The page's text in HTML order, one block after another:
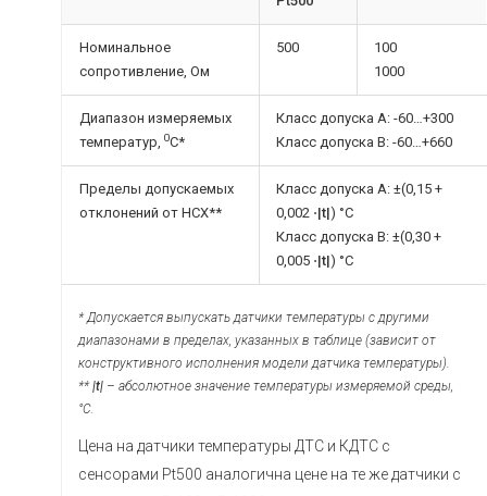
Номинальное
сопротивление, Ом
500
100
1000
Диапазон измеряемых
температур, 0С*
Класс допуска А: -60…+300
Класс допуска В: -60…+660
Пределы допускаемых
отклонений от НСХ**
Класс допуска А: ±(0,15 +
0,002 ⋅|t|) °C
Класс допуска В: ±(0,30 +
0,005 ⋅|t|) °C
* Допускается выпускать датчики температуры с другими
диапазонами в пределах, указанных в таблице (зависит от
конструктивного исполнения модели датчика температуры).
** |t| – абсолютное значение температуры измеряемой среды,
°С.
Цена на датчики температуры ДТС и КДТС с
сенсорами Pt500 аналогична цене на те же датчики с